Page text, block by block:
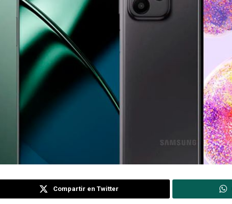
Compartir en Twitter